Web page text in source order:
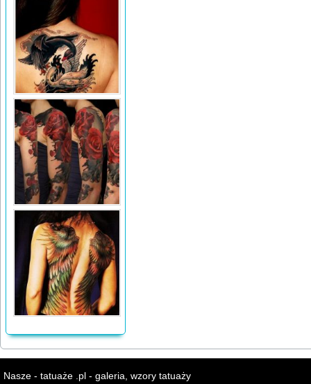
Nasze - tatuaże .pl - galeria, wzory tatuaży